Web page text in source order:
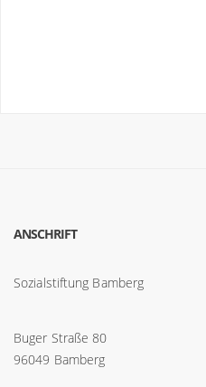
ANSCHRIFT
Sozialstiftung Bamberg
Buger Straße 80
96049 Bamberg